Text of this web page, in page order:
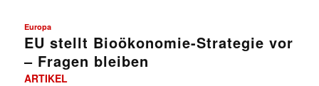
Europa
EU stellt Bioökonomie-Strategie vor
– Fragen bleiben
ARTIKEL